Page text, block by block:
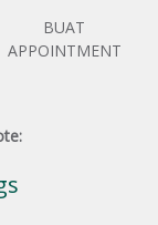
BUAT
APPOINTMENT